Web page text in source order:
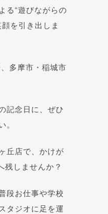
る“遊びながらの
を引き出しま
多摩市・稲城市
記念日に、ぜひ
。
丘店で、かけが
残しませんか？
段お仕事や学校
タジオに足を運